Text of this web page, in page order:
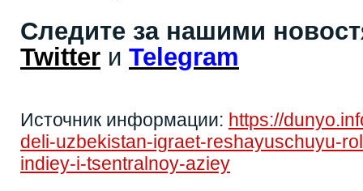
Следите за нашими
Twitter и Telegram
Источник информации: https://
deli-uzbekistan-igraet-reshayuschuyu-
indiey-i-tsentralnoy-aziey